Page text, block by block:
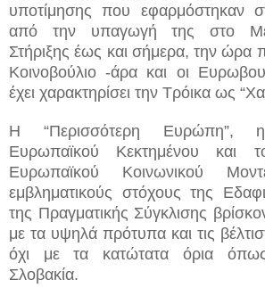
υποτίμησης που εφαρμόστηκαν
από την υπαγωγή της στο
Στήριξης έως και σήμερα, την ώρα
Κοινοβούλιο -άρα και οι
έχει χαρακτηρίσει την Τρόικα ως
H
“Περισσότερη Ευρώπη”,
Ευρωπαϊκού Κεκτημένου και
Ευρωπαϊκού Κοινωνικού
εμβληματικούς στόχους της
της Πραγματικής Σύγκλισης
με τα υψηλά πρότυπα και τις
όχι με τα κατώτατα όρια
Σλοβακία.